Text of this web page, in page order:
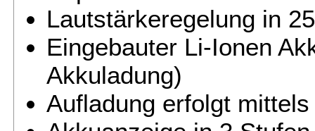
Lautstärkeregelung in
Eingebauter Li-Ionen
Akkuladung)
Aufladung erfolgt